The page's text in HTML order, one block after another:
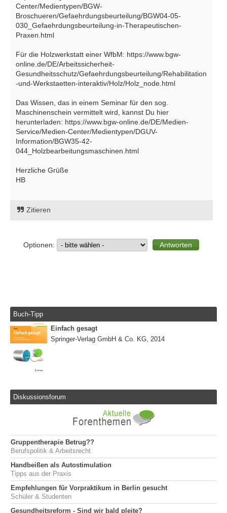
Center/Medientypen/BGW-
Broschueren/Gefaehrdungsbeurteilung/BGW04-05-
030_Gefaehrdungsbeurteilung-in-Therapeutischen-
Praxen.html
Für die Holzwerkstatt einer WfbM: https://www.bgw-
online.de/DE/Arbeitssicherheit-
Gesundheitsschutz/Gefaehrdungsbeurteilung/Rehabilitation
-und-Werkstaetten-interaktiv/Holz/Holz_node.html
Das Wissen, das in einem Seminar für den sog.
Maschinenschein vermittelt wird, kannst Du hier
herunterladen: https://www.bgw-online.de/DE/Medien-
Service/Medien-Center/Medientypen/DGUV-
Information/BGW35-42-
044_Holzbearbeitungsmaschinen.html
Herzliche Grüße
HB
Zitieren
Optionen:
Buch-Tipp
Einfach gesagt
Springer-Verlag GmbH & Co. KG, 2014
Diskussionsforum
Gruppentherapie Betrug??
Berufspolitik & Arbeitsrecht
Handbeißen als Autostimulation
Tipps aus der Praxis
Empfehlungen für Vorpraktikum in Berlin gesucht
Schüler & Studenten
Gesundheitsreform - Sind wir bald pleite?